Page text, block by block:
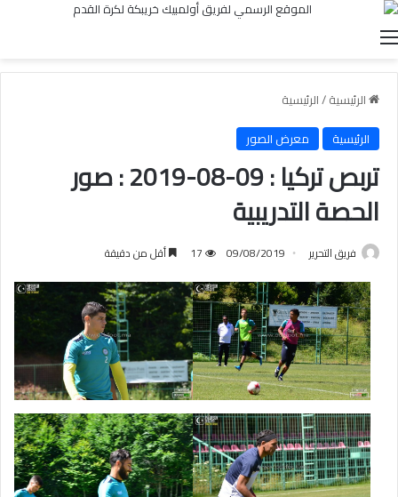
القائمة
الرئيسية/الرئيسية
الرئيسية
معرض الصور
تربص تركيا : 09-08-2019 : صور
الحصة التدريبية
فريق التحرير 09/08/2019
17 أقل من دقيقة